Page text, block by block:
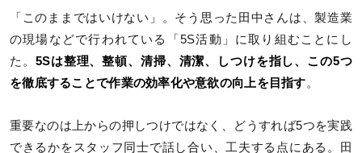
「このままではいけない」。そう思った田中さんは、製造業
の現場などで行われている「5S活動」に取り組むことにし
た。 5Sは整理、整頓、清掃、清潔、しつけを指し、この5つ
を徹底することで作業の効率化や意欲の向上を目指す。
重要なのは上からの押しつけではなく、どうすれば5つを実践
できるかをスタッフ同士で話し合い、工夫する点にある。田